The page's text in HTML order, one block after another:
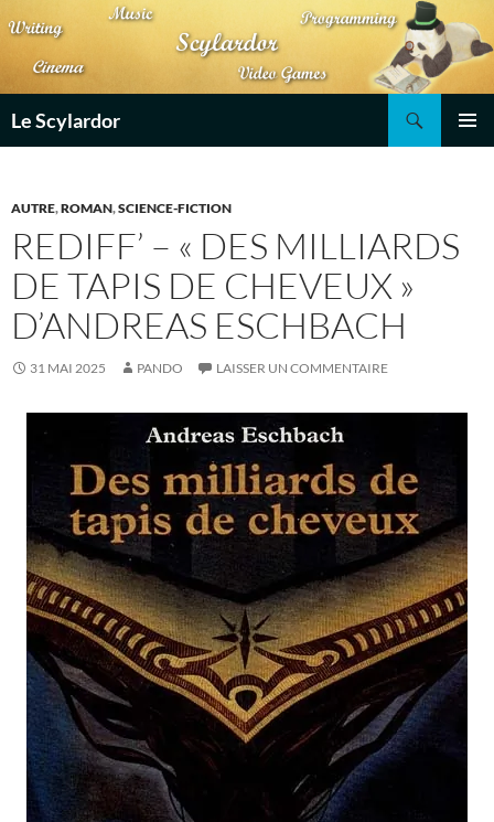
au
contenu
Le Scylardor
AUTRE,ROMAN,SCIENCE-FICTION
REDIFF’ – « DES MILLIARDS
DE TAPIS DE CHEVEUX »
D’ANDREAS ESCHBACH
31 MAI 2025 PANDO LAISSER UN COMMENTAIRE